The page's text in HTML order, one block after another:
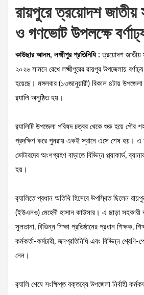
রায়পুরে ত্রয়োদশ জাতীয়
ও গণভোট উপলক্ষে
কাউছার আলম, লক্ষ্মীপুর প্রতিনিধি :‎ত্রয়োদশ জাতীয়
২০২৬ সামনে রেখে লক্ষ্মীপুরের রায়পুর উপজেলায়
হয়েছে।‎ মঙ্গলবার (১৩জানুয়ারী) বিকাল ৪টায়
র‍্যালি অনুষ্ঠিত হয়।
‎র‍্যালিটি উপজেলা পরিষদ চত্বর থেকে শুরু হয়ে পৌর
প্রদক্ষিণ করে পুনরায় একই স্থানে এসে শেষ হয়। এ
ভোটারদের অংশগ্রহণ বাড়াতে বিভিন্ন প্ল্যাকার্ড,
হয়।
‎র‍্যালিতে প্রধান অতিথি হিসেবে উপস্থিত ছিলেন রায়পুর
(ইউএনও) মেহেদী হাসান কাউসার। এ ছাড়া সহকারী
সুলতানা, বিভিন্ন শিক্ষা প্রতিষ্ঠানের প্রধান শিক্ষক,
কর্মকর্তা-কর্মচারী, জনপ্রতিনিধি এবং বিভিন্ন
নেন।
‎র‍্যালি শেষে সংক্ষিপ্ত বক্তব্যে উপজেলা নির্বাহী